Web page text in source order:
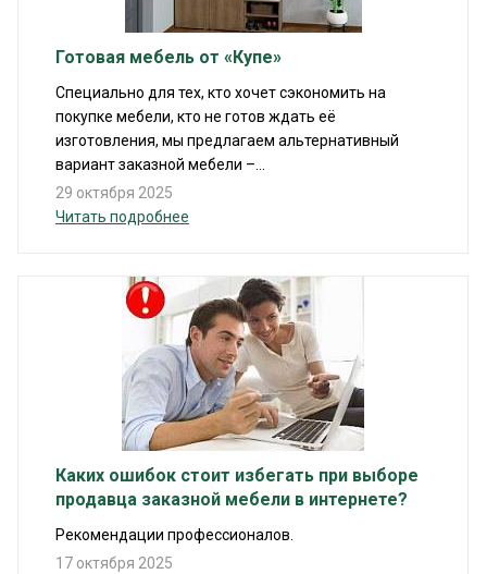
Готовая мебель от «Купе»
Специально для тех, кто хочет сэкономить на
покупке мебели, кто не готов ждать её
изготовления, мы предлагаем альтернативный
вариант заказной мебели –...
29 октября 2025
Читать подробнее
Каких ошибок стоит избегать при выборе
продавца заказной мебели в интернете?
Рекомендации профессионалов.
17 октября 2025